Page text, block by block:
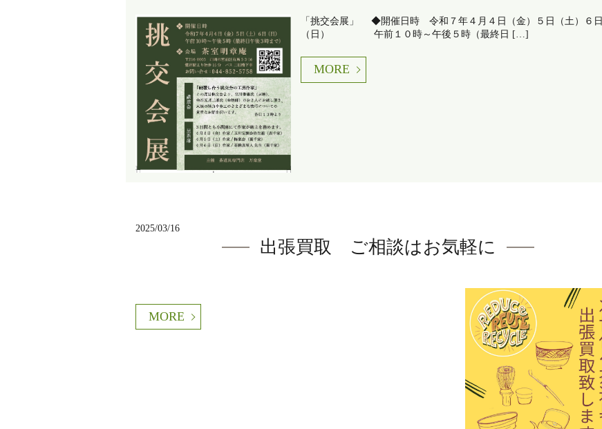
「挑交会展」 ◆開催日時 令和７年４月４日（金）５日（土）６日
（日） 午前１０時～午後５時（最終日 […]
MORE
2025/03/16
出張買取 ご相談はお気軽に
MORE